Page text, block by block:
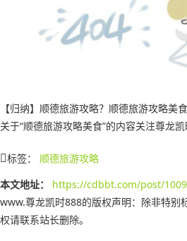
【归纳】顺德旅游攻略？顺德旅游攻略美
关于“顺德旅游攻略美食”的内容关注尊
标签： 顺德旅游攻略
本文地址：
https://cdbbt.com/post/
www.尊龙凯时888的版权声明： 除非特别
权请联系站长删除。